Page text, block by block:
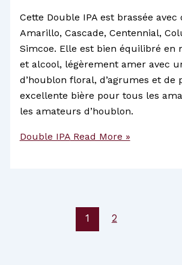
Cette Double IPA est brassée avec
Amarillo, Cascade, Centennial,
Simcoe. Elle est bien équilibré en
et alcool, légèrement amer avec
d’houblon floral, d’agrumes et de
excellente bière pour tous les
les amateurs d’houblon.
Double IPARead More »
1 2